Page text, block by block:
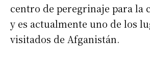
centro de peregrinaje para la
y es actualmente uno de los
visitados de Afganistán.